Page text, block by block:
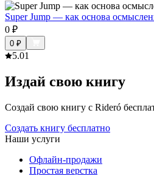
Super Jump — как основа
0 ₽
0 ₽
5.01
Издай свою книгу
Создай свою книгу с Rideró
Создать книгу бесплатно
Наши услуги
Офлайн-продажи
Простая верстка